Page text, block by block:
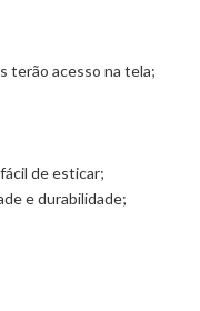
terão acesso na tela;
de esticar;
e durabilidade;